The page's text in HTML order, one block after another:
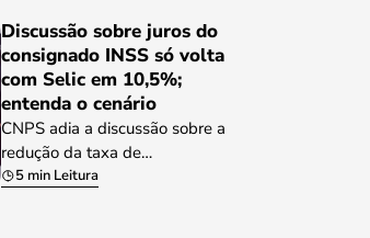
Discussão sobre juros do
consignado INSS só volta
com Selic em 10,5%;
entenda o cenário
CNPS adia a discussão sobre a
redução da taxa de…
5 min Leitura